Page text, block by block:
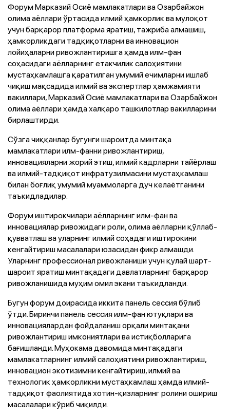
Форум Марказий Осиё мамлакатлари ва Озарбайжон
олима аёллари ўртасида илмий ҳамкорлик ва мулоқот
учун барқарор платформа яратиш, тажриба алмашиш,
ҳамкорликдаги тадқиқотларни ва инновацион
лойиҳаларни ривожлантиришга ҳамда илм-фан
соҳасидаги аёлларнинг етакчилик салоҳиятини
мустаҳкамлашга қаратилган умумий ечимларни ишлаб
чиқиш мақсадида илмий ва экспертлар ҳамжамияти
вакиллари, Марказий Осиё мамлакатлари ва Озарбайжон
олима аёллари ҳамда халқаро ташкилотлар вакилларини
бирлаштирди.
Сўзга чиққанлар бугунги шароитда минтақа
мамлакатлари илм-фанни ривожлантириш,
инновацияларни жорий этиш, илмий кадрларни тайёрлаш
ва илмий-тадқиқот инфратузилмасини мустаҳкамлаш
билан боғлиқ умумий муаммоларга дуч келаётганини
таъкидладилар.
Форум иштирокчилари аёлларнинг илм-фан ва
инновациялар ривожидаги роли, олима аёлларни қўллаб-
қувватлаш ва уларнинг илмий соҳадаги иштирокини
кенгайтириш масалалари юзасидан фикр алмашди.
Уларнинг профессионал ривожланиши учун қулай шарт-
шароит яратиш минтақадаги давлатларнинг барқарор
ривожланишида муҳим омил экани таъкидланди.
Бугун форум доирасида иккита панель сессия бўлиб
ўтди. Биринчи панель сессия илм-фан ютуқлари ва
инновациялардан фойдаланиш орқали минтақани
ривожлантириш имкониятлари ва истиқболларига
бағишланди. Муҳокама давомида минтақадаги
мамлакатларнинг илмий салоҳиятини ривожлантириш,
инновацион экотизимни кенгайтириш, илмий ва
технологик ҳамкорликни мустаҳкамлаш ҳамда илмий-
тадқиқот фаолиятида хотин-қизларнинг ролини ошириш
масалалари кўриб чиқилди.